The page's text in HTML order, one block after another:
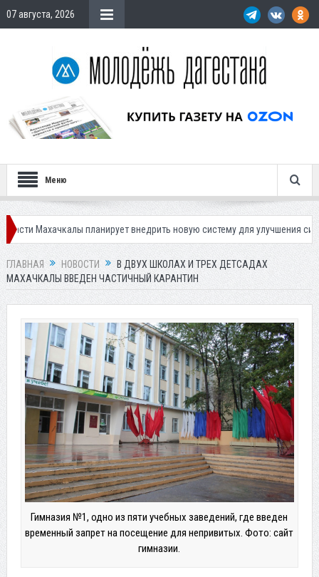
07 августа, 2026
Меню
планирует внедрить новую систему для улучшения ситуации с
ГЛАВНАЯ НОВОСТИ
В ДВУХ ШКОЛАХ И ТРЕХ ДЕТСАДАХ
МАХАЧКАЛЫ ВВЕДЕН ЧАСТИЧНЫЙ КАРАНТИН
Гимназия №1, одно из пяти учебных заведений, где введен
временный запрет на посещение для непривитых. Фото: сайт
гимназии.